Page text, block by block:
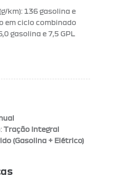
km): 136 gasolina e
em ciclo combinado
gasolina e 7,5 GPL
Tração Integral
(Gasolina + Elétrico)